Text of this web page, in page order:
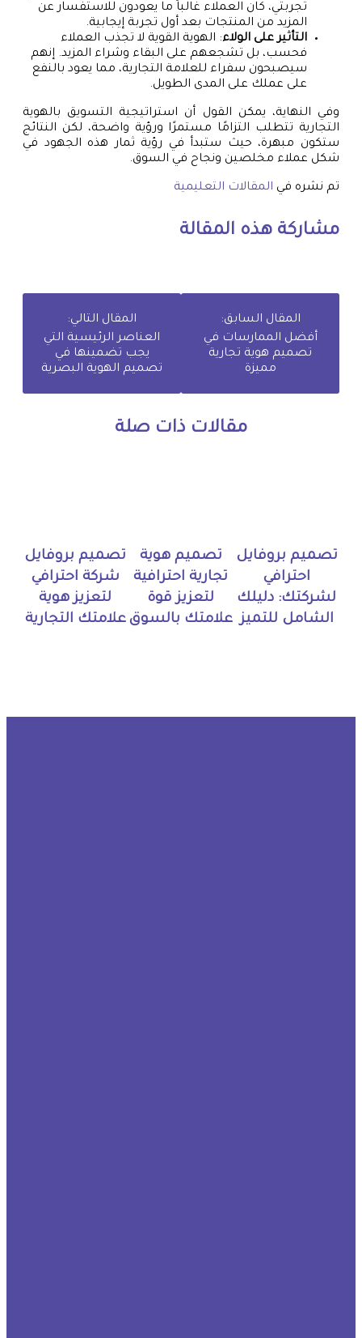
تجربتي، كان العملاء غالباً ما يعودون للاستفسار عن
المزيد من المنتجات بعد أول تجربة إيجابية.
التأثير على الولاء: الهوية القوية لا تجذب العملاء
فحسب، بل تشجعهم على البقاء وشراء المزيد. إنهم
سيصبحون سفراء للعلامة التجارية، مما يعود بالنفع
على عملك على المدى الطويل.
وفي النهاية، يمكن القول أن استراتيجية التسويق بالهوية
التجارية تتطلب التزامًا مستمرًا ورؤية واضحة، لكن النتائج
ستكون مبهرة، حيث ستبدأ في رؤية ثمار هذه الجهود في
شكل عملاء مخلصين ونجاح في السوق.
تم نشره في المقالات التعليمية
مشاركة هذه المقالة
المقال السابق:
أفضل الممارسات في
تصميم هوية تجارية
مميزة
المقال التالي:
العناصر الرئيسية التي
يجب تضمينها في
تصميم الهوية البصرية
مقالات ذات صلة
تصميم بروفايل
احترافي
لشركتك: دليلك
الشامل للتميز
تصميم هوية
تجارية احترافية
لتعزيز قوة
علامتك بالسوق
تصميم بروفايل
شركة احترافي
لتعزيز هوية
علامتك التجارية